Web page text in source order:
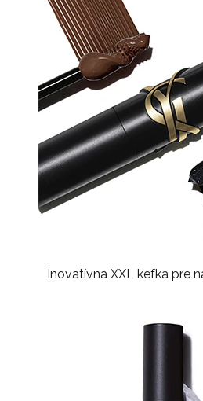
Inovatívna XXL kefka pre